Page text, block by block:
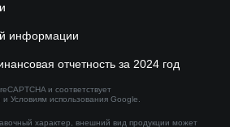
информации
отчетность за 2024 год
и соответствует
и Условиям использования Google.
характер, внешний вид продукции может